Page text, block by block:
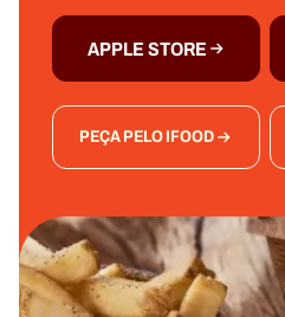
APPLE STORE
PEÇA PELO IFOOD